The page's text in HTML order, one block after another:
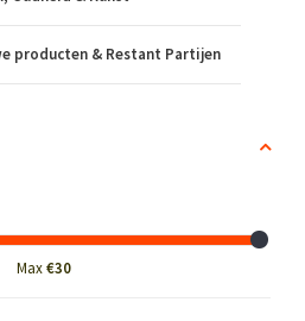
producten & Restant Partijen
Max€30